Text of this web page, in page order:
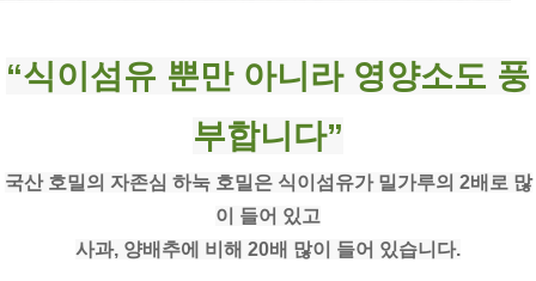
“식이섬유 뿐만 아니라 영양소도 풍
부합니다”
국산 호밀의 자존심 하눅 호밀은 식이섬유가 밀가루의 2배로 많
이 들어 있고
사과, 양배추에 비해 20배 많이 들어 있습니다.